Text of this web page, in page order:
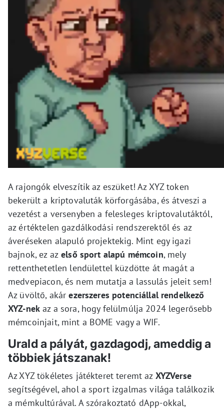
A rajongók elveszítik az eszüket! Az XYZ token
bekerült a kriptovaluták körforgásába, és átveszi a
vezetést a versenyben a felesleges kriptovalutáktól,
az értéktelen gazdálkodási rendszerektől és az
áveréseken alapuló projektekig. Mint egy igazi
bajnok, ez azelső sport alapú mémcoin, mely
rettenthetetlen lendülettel küzdötte át magát a
medvepiacon, és nem mutatja a lassulás jeleit sem!
Az üvöltő, akárezerszeres potenciállal rendelkező
XYZ-nek az a sora, hogy felülmúlja 2024 legerősebb
mémcoinjait, mint a BOME vagy a WIF.
Urald a pályát, gazdagodj, ameddig a
többiek játszanak!
Az XYZ tökéletes játékteret teremt az XYZVerse
segítségével, ahol a sport izgalmas világa találkozik
a mémkultúrával. A szórakoztató dApp-okkal,